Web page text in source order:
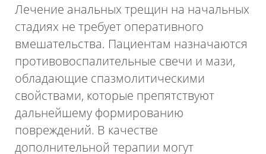
Лечение анальных трещин на начальных
стадиях не требует оперативного
вмешательства. Пациентам назначаются
противовоспалительные свечи и мази,
обладающие спазмолитическими
свойствами, которые препятствуют
дальнейшему формированию
повреждений. В качестве
дополнительной терапии могут